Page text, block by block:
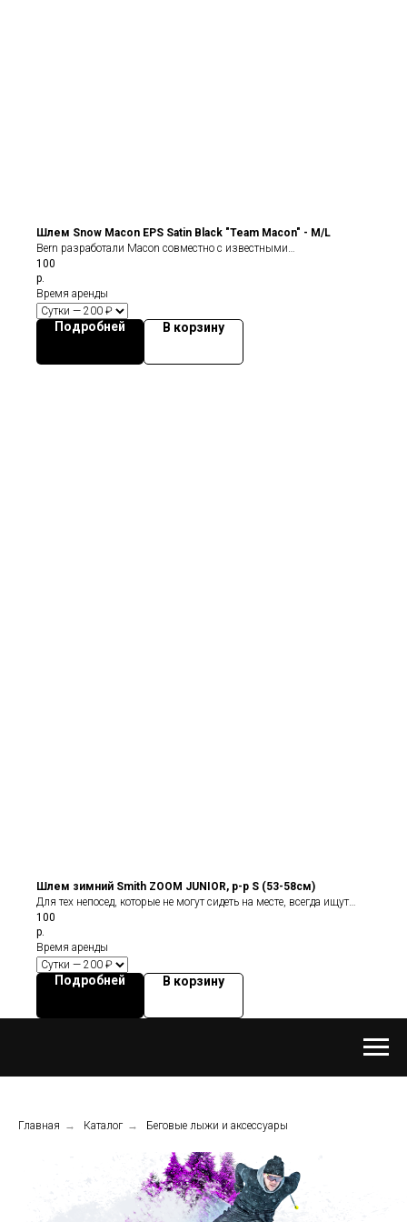
Шлем Snow Macon EPS Satin Black "Team Macon" - M/L
Bern разработали Macon совместно с известными
представителями андегрунд тусовки и скейдбординга. Необходимо
было, чтобы шлем сочетал в себе и тонкость конструкции, высокое
качество и основательность, а так же, чтобы подходил для
использования и зимой и летом.
100
р.
Время аренды
Подробней В корзину
Шлем зимний Smith ZOOM JUNIOR, р-р S (53-58см)
Для тех непосед, которые не могут сидеть на месте, всегда ищут
приключений на свою голову и находят их. Уважаемые родители,
вы будете безумно рады если ваш ребенок найдет эти
приключения в шлеме Zoom. Даже в самых интересных забавах
на горе Zoom максимально обезопасит и будет защищать вашего
непоседу!
100
р.
Время аренды
Подробней В корзину
Главная → Каталог → Беговые лыжи и аксессуары